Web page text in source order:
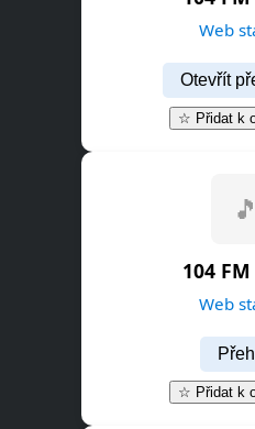
Web
Otevřít
☆ Přidat k
🎵
104
Web
☆ Přidat k